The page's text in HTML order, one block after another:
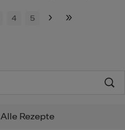
4 5 › »
Alle Rezepte